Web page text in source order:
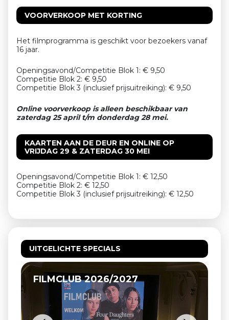
VOORVERKOOP MET KORTING
Het filmprogramma is geschikt voor bezoekers vanaf
16 jaar.
Openingsavond/Competitie Blok 1: € 9,50
Competitie Blok 2: € 9,50
Competitie Blok 3 (inclusief prijsuitreiking): € 9,50
Online voorverkoop is alleen beschikbaar van
zaterdag 25 april t/m donderdag 28 mei.
KAARTEN AAN DE DEUR EN ONLINE OP
VRIJDAG 29 & ZATERDAG 30 MEI
Openingsavond/Competitie Blok 1: € 12,50
Competitie Blok 2: € 12,50
Competitie Blok 3 (inclusief prijsuitreiking): € 12,50
UITGELICHTE SPECIALS
RK VEULPOEPERS BV, DE HIPPIES
VAN BEEK